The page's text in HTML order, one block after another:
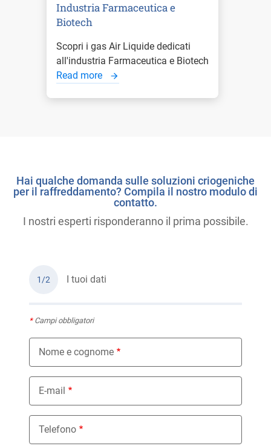
Industria Farmaceutica e
Biotech
Scopri i gas Air Liquide dedicati
all'industria Farmaceutica e Biotech
Read more
Hai qualche domanda sulle soluzioni criogeniche
per il raffreddamento? Compila il nostro modulo di
contatto.
I nostri esperti risponderanno il prima possibile.
1/2 I tuoi dati
*Campi obbligatori
Nome e cognome
E-mail
Telefono